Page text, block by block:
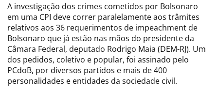
A investigação dos crimes cometidos por Bolsonaro
em uma CPI deve correr paralelamente aos trâmites
relativos aos 36 requerimentos de impeachment de
Bolsonaro que já estão nas mãos do presidente da
Câmara Federal, deputado Rodrigo Maia (DEM-RJ). Um
dos pedidos, coletivo e popular, foi assinado pelo
PCdoB, por diversos partidos e mais de 400
personalidades e entidades da sociedade civil.